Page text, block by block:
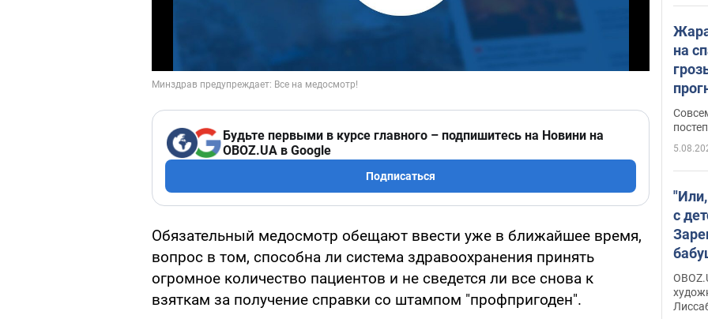
Будьте первыми в курсе главного – подпишитесь на Новини на
OBOZ.UA в Google
Подписаться
Обязательный медосмотр обещают ввести уже в ближайшее время,
вопрос в том, способна ли система здравоохранения принять
огромное количество пациентов и не сведется ли все снова к
взяткам за получение справки со штампом "профпригоден".
на
с
сына